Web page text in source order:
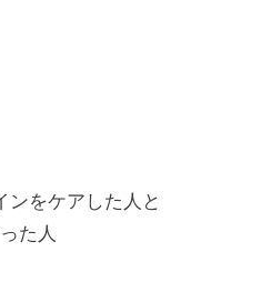
ンをケアした人と
た人